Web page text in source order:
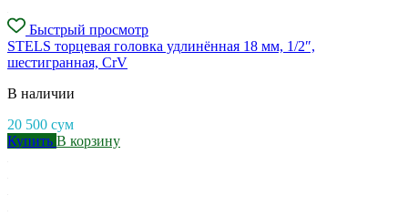
Быстрый просмотр
STELS торцевая головка удлинённая 18 мм, 1/2″,
шестигранная, CrV
В наличии
20 500 сум
Купить В корзину